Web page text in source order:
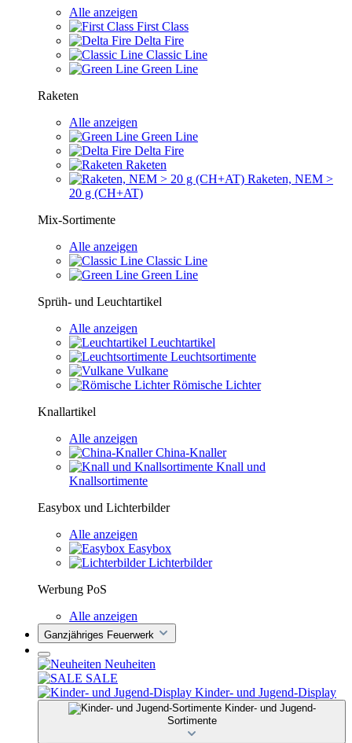
Alle anzeigen
First Class
Delta Fire
Classic Line
Green Line
Raketen
Alle anzeigen
Green Line
Delta Fire
Raketen
Raketen, NEM >
20 g (CH+AT)
Mix-Sortimente
Alle anzeigen
Classic Line
Green Line
Sprüh- und Leuchtartikel
Alle anzeigen
Leuchtartikel
Leuchtsortimente
Vulkane
Römische Lichter
Knallartikel
Alle anzeigen
China-Knaller
Knall und
Knallsortimente
Easybox und Lichterbilder
Alle anzeigen
Easybox
Lichterbilder
Werbung PoS
Alle anzeigen
Ganzjähriges Feuerwerk
Neuheiten
SALE
Kinder- und Jugend-Display
Kinder- und Jugend-
Sortimente